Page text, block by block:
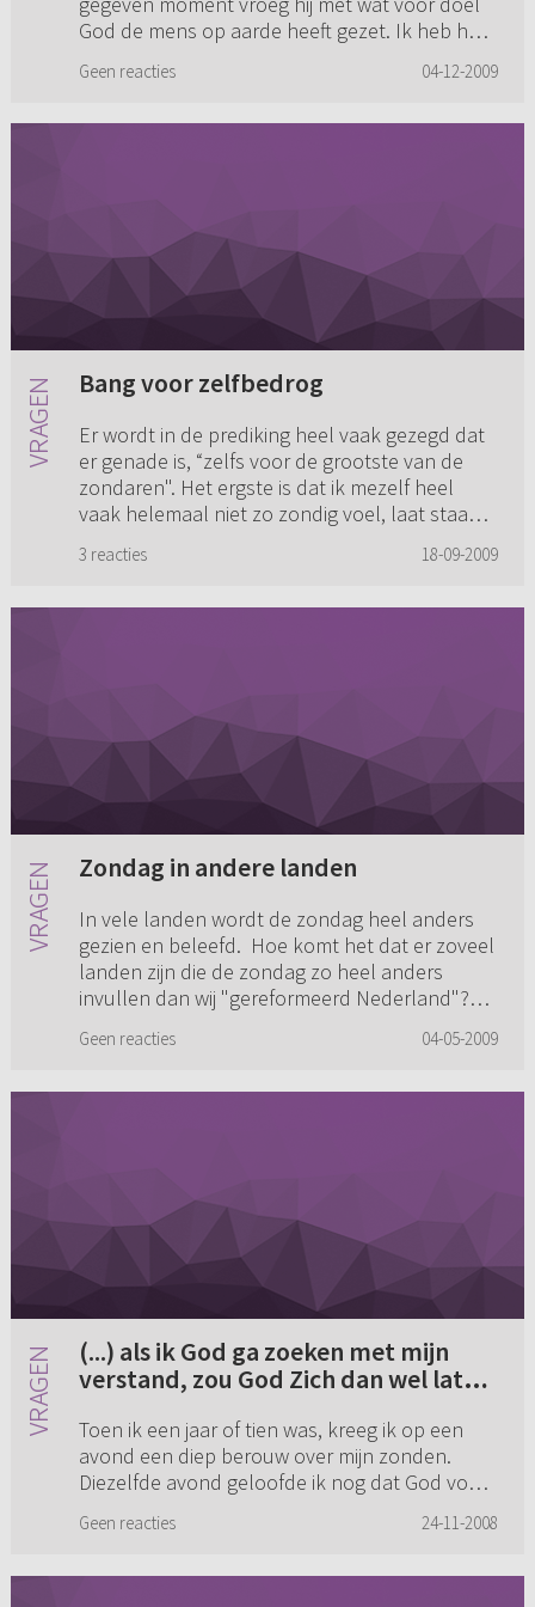
God de mens op aarde heeft gezet. Ik heb hem
Geen reacties 04-12-2009
Bang voor zelfbedrog
Er wordt in de prediking heel vaak gezegd dat
er genade is, “zelfs voor de grootste van de
zondaren". Het ergste is dat ik mezelf heel
vaak helemaal niet zo zondig voel, laat staan
3 reacties 18-09-2009
Zondag in andere landen
In vele landen wordt de zondag heel anders
gezien en beleefd. Hoe komt het dat er zoveel
landen zijn die de zondag zo heel anders
invullen dan wij "gereformeerd Nederland"?
Geen reacties 04-05-2009
(...) als ik God ga zoeken met mijn
verstand, zou God Zich dan wel laten
bij mensen die zich een zondaar
voelen en Hem écht nodig hebben
met hun hele hart? (...)
Toen ik een jaar of tien was, kreeg ik op een
avond een diep berouw over mijn zonden.
Diezelfde avond geloofde ik nog dat God voor
over mijn zonden of bl...
Geen reacties 24-11-2008